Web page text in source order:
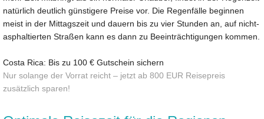
natürlich deutlich günstigere Preise vor. Die Regenfälle beginnen
meist in der Mittagszeit und dauern bis zu vier Stunden an, auf nicht-
asphaltierten Straßen kann es dann zu Beeinträchtigungen kommen.
Costa Rica: Bis zu 100 € Gutschein sichern
Nur solange der Vorrat reicht – jetzt ab 800 EUR Reisepreis
zusätzlich sparen!